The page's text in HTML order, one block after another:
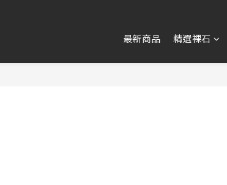
最新商品 精選裸石